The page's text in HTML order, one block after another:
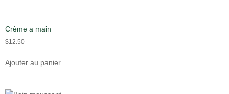
Crème a main
$12.50
Ajouter au panier